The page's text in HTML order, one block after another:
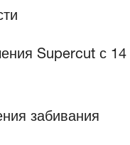
Supercut с
забивания